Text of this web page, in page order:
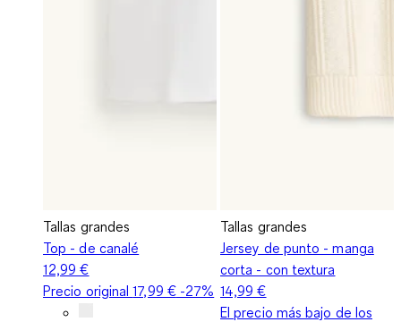
Tallas grandes
Top - de canalé
12,99 €
Precio original17,99 €-27%
Tallas grandes
Jersey de punto - manga
corta - con textura
14,99 €
El precio más bajo de los